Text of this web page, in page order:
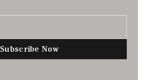
Subscribe Now